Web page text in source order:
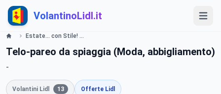
VolantinoLidl.it
Estate... con Stile! - LIDL Catalogue - Offerte valide dal 3 giugno 2019 Lidl
Telo-pareo da spiaggia (Moda, abbigliamento)
-
Volantini Lidl 13 Offerte Lidl